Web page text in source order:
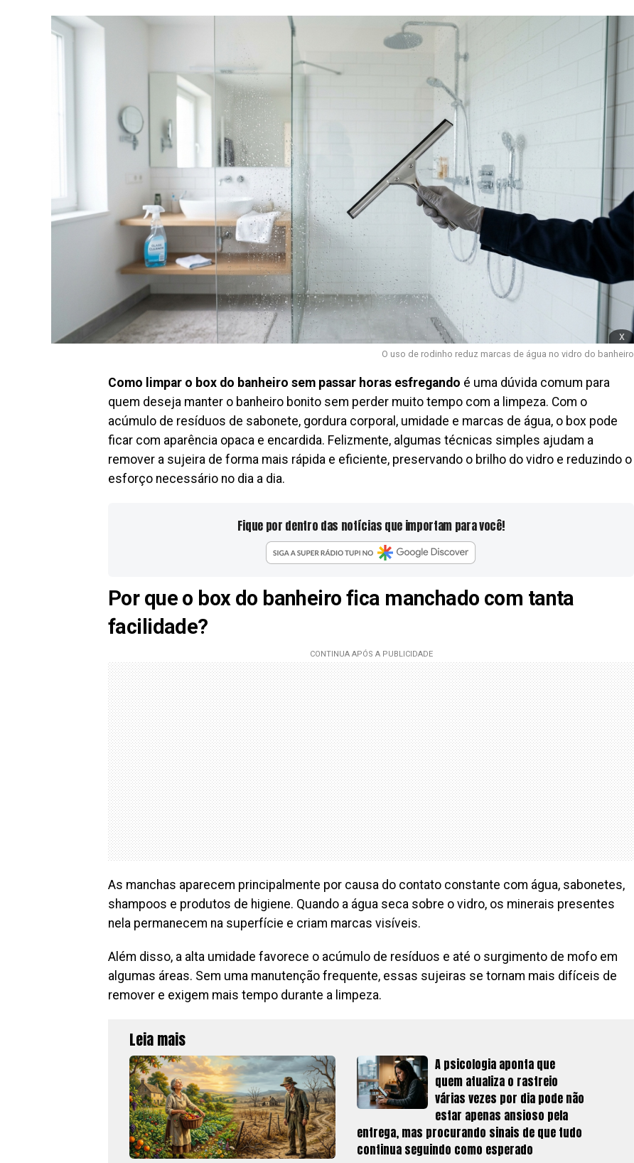
x
O uso de rodinho reduz marcas de água no vidro do banheiro
Como limpar o box do banheiro sem passar horas esfregando é uma dúvida comum para
quem deseja manter o banheiro bonito sem perder muito tempo com a limpeza. Com o
acúmulo de resíduos de sabonete, gordura corporal, umidade e marcas de água, o box pode
ficar com aparência opaca e encardida. Felizmente, algumas técnicas simples ajudam a
remover a sujeira de forma mais rápida e eficiente, preservando o brilho do vidro e reduzindo o
esforço necessário no dia a dia.
Fique por dentro das notícias que importam para você!
Por que o box do banheiro fica manchado com tanta
facilidade?
As manchas aparecem principalmente por causa do contato constante com água, sabonetes,
shampoos e produtos de higiene. Quando a água seca sobre o vidro, os minerais presentes
nela permanecem na superfície e criam marcas visíveis.
Além disso, a alta umidade favorece o acúmulo de resíduos e até o surgimento de mofo em
algumas áreas. Sem uma manutenção frequente, essas sujeiras se tornam mais difíceis de
remover e exigem mais tempo durante a limpeza.
Leia mais
A psicologia aponta que
quem atualiza o rastreio
várias vezes por dia pode não
estar apenas ansioso pela
entrega, mas procurando sinais de que tudo
continua seguindo como esperado